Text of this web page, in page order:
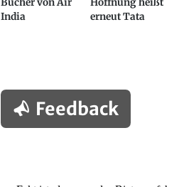
Bücher von Air
India
Hoffnung heißt
erneut Tata
Feedback